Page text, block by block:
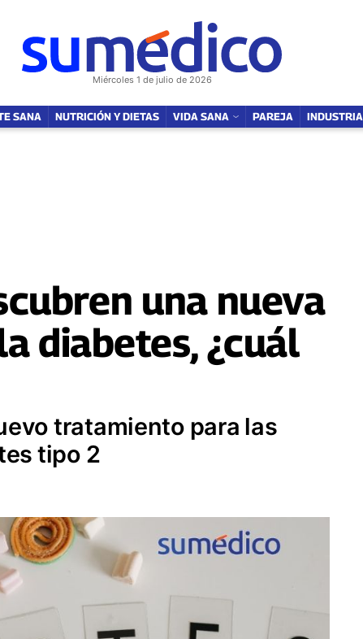
Miércoles 1 de julio de 2026
SANA NUTRICIÓN Y DIETAS VIDA SANA PAREJA INDUSTRIA
una nueva
diabetes, ¿cuál
tratamiento para las
tipo 2